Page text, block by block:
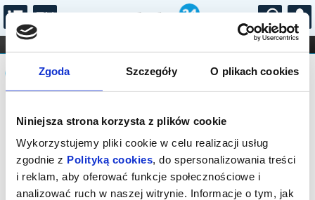
Zgoda Szczegóły O plikach cookies
Niniejsza strona korzysta z plików cookie
Wykorzystujemy pliki cookie w celu realizacji usług
zgodnie z Polityką cookies, do spersonalizowania treści
i reklam, aby oferować funkcje społecznościowe i
analizować ruch w naszej witrynie. Informacje o tym, jak
...
FILHARMONIA OPERA I BALET
STAND-UP
DLA DZIECI
Komunikat
Sprzedaż biletów on-line na wydarzenie
została zakończona.